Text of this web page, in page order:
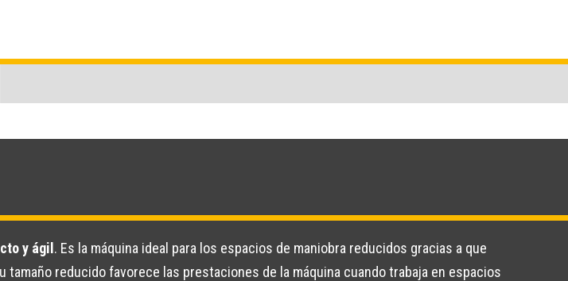
y ágil . Es la máquina ideal para los espacios de maniobra reducidos gracias a que
tamaño reducido favorece las prestaciones de la máquina cuando trabaja en espacios